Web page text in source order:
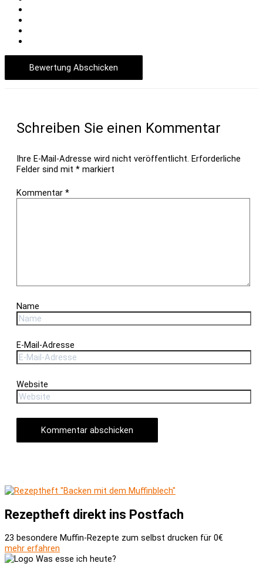
Bewertung Abschicken
Schreiben Sie einen Kommentar
Ihre E-Mail-Adresse wird nicht veröffentlicht. Erforderliche
Felder sind mit * markiert
Kommentar *
Name
E-Mail-Adresse
Website
Rezeptheft direkt ins Postfach
23 besondere Muffin-Rezepte zum selbst drucken für 0€
mehr erfahren